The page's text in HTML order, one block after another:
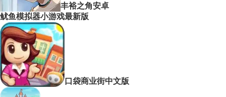
丰裕之角安卓
鱿鱼模拟器小游戏最新版
口袋商业街中文版